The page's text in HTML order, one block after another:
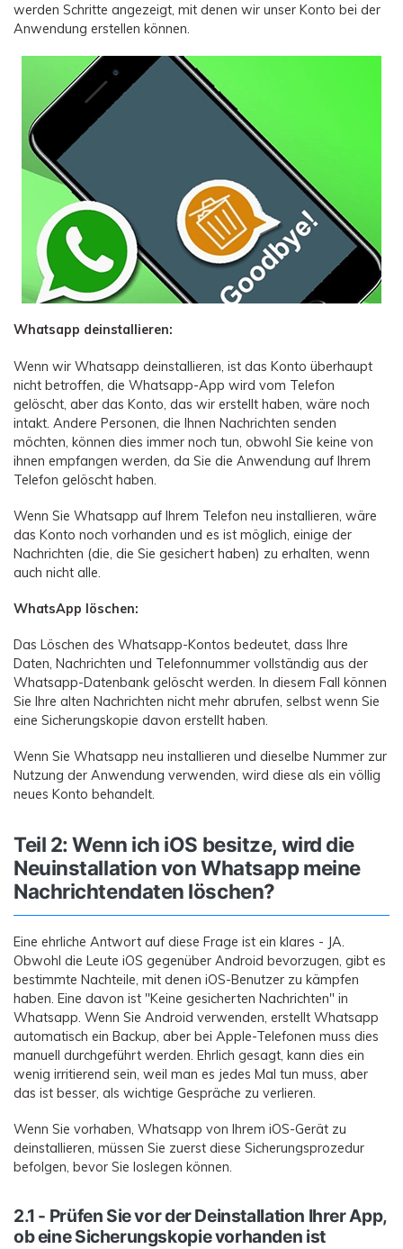
werden Schritte angezeigt, mit denen wir unser Konto bei der
Anwendung erstellen können.
Whatsapp deinstallieren:
Wenn wir Whatsapp deinstallieren, ist das Konto überhaupt
nicht betroffen, die Whatsapp-App wird vom Telefon
gelöscht, aber das Konto, das wir erstellt haben, wäre noch
intakt. Andere Personen, die Ihnen Nachrichten senden
möchten, können dies immer noch tun, obwohl Sie keine von
ihnen empfangen werden, da Sie die Anwendung auf Ihrem
Telefon gelöscht haben.
Wenn Sie Whatsapp auf Ihrem Telefon neu installieren, wäre
das Konto noch vorhanden und es ist möglich, einige der
Nachrichten (die, die Sie gesichert haben) zu erhalten, wenn
auch nicht alle.
WhatsApp löschen:
Das Löschen des Whatsapp-Kontos bedeutet, dass Ihre
Daten, Nachrichten und Telefonnummer vollständig aus der
Whatsapp-Datenbank gelöscht werden. In diesem Fall können
Sie Ihre alten Nachrichten nicht mehr abrufen, selbst wenn Sie
eine Sicherungskopie davon erstellt haben.
Wenn Sie Whatsapp neu installieren und dieselbe Nummer zur
Nutzung der Anwendung verwenden, wird diese als ein völlig
neues Konto behandelt.
Teil 2: Wenn ich iOS besitze, wird die
Neuinstallation von Whatsapp meine
Nachrichtendaten löschen?
Eine ehrliche Antwort auf diese Frage ist ein klares - JA.
Obwohl die Leute iOS gegenüber Android bevorzugen, gibt es
bestimmte Nachteile, mit denen iOS-Benutzer zu kämpfen
haben. Eine davon ist "Keine gesicherten Nachrichten" in
Whatsapp. Wenn Sie Android verwenden, erstellt Whatsapp
automatisch ein Backup, aber bei Apple-Telefonen muss dies
manuell durchgeführt werden. Ehrlich gesagt, kann dies ein
wenig irritierend sein, weil man es jedes Mal tun muss, aber
das ist besser, als wichtige Gespräche zu verlieren.
Wenn Sie vorhaben, Whatsapp von Ihrem iOS-Gerät zu
deinstallieren, müssen Sie zuerst diese Sicherungsprozedur
befolgen, bevor Sie loslegen können.
2.1 - Prüfen Sie vor der Deinstallation Ihrer App,
ob eine Sicherungskopie vorhanden ist